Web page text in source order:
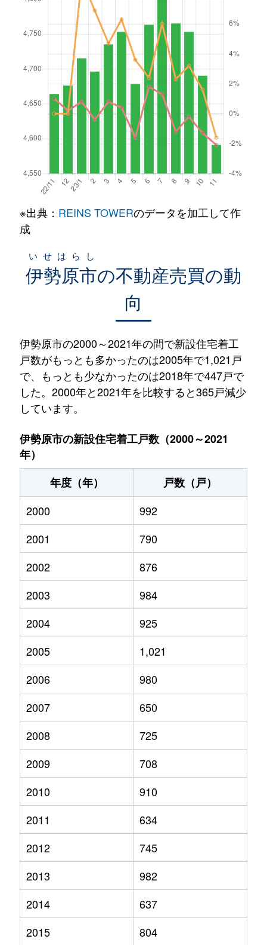
※出典： REINS TOWERのデータを加工して作
成
伊勢原市
いせはらし
の不動産売買の動
向
伊勢原市の2000～2021年の間で新設住宅着工
戸数がもっとも多かったのは2005年で1,021戸
で、もっとも少なかったのは2018年で447戸で
した。2000年と2021年を比較すると365戸減少
しています。
伊勢原市の新設住宅着工戸数（2000～2021
年）
年度（年）
戸数（戸）
2000
992
2001
790
2002
876
2003
984
2004
925
2005
1,021
2006
980
2007
650
2008
725
2009
708
2010
910
2011
634
2012
745
2013
982
2014
637
2015
804